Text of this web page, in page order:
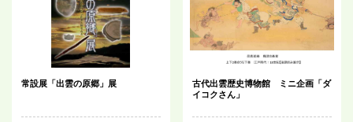
常設展「出雲の原郷」展
古代出雲歴史博物館 ミニ企画「ダ
イコクさん」